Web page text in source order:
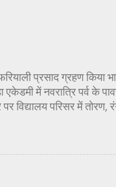
प्रसाद ग्रहण किया
में नवरात्रि पर्व के
विद्यालय परिसर में तोरण,
वैभव विहार शिक्षा समिति
ठाकुर ने मातारानी की
में वैदिक मंत्रोच्चार के